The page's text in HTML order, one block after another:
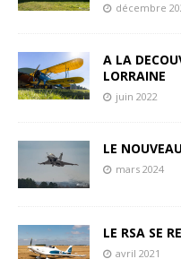
décembre
A LA
LORRAINE
juin 2022
LE
mars 2024
LE RSA SE
avril 2021